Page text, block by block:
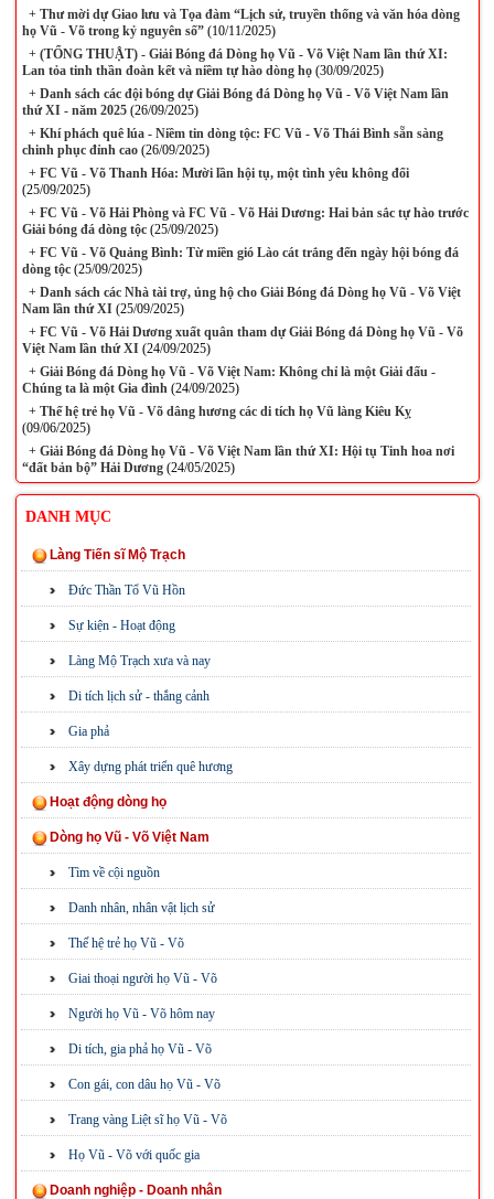
+Thư mời dự Giao lưu và Tọa đàm “Lịch sử, truyền thống và văn hóa dòng
họ Vũ - Võ trong kỷ nguyên số”(10/11/2025)
+(TỔNG THUẬT) - Giải Bóng đá Dòng họ Vũ - Võ Việt Nam lần thứ XI:
Lan tỏa tinh thần đoàn kết và niềm tự hào dòng họ(30/09/2025)
+Danh sách các đội bóng dự Giải Bóng đá Dòng họ Vũ - Võ Việt Nam lần
thứ XI - năm 2025(26/09/2025)
+Khí phách quê lúa - Niềm tin dòng tộc: FC Vũ - Võ Thái Bình sẵn sàng
chinh phục đỉnh cao(26/09/2025)
+FC Vũ - Võ Thanh Hóa: Mười lần hội tụ, một tình yêu không đổi
(25/09/2025)
+FC Vũ - Võ Hải Phòng và FC Vũ - Võ Hải Dương: Hai bản sắc tự hào trước
Giải bóng đá dòng tộc(25/09/2025)
+FC Vũ - Võ Quảng Bình: Từ miền gió Lào cát trắng đến ngày hội bóng đá
dòng tộc(25/09/2025)
+Danh sách các Nhà tài trợ, ủng hộ cho Giải Bóng đá Dòng họ Vũ - Võ Việt
Nam lần thứ XI(25/09/2025)
+FC Vũ - Võ Hải Dương xuất quân tham dự Giải Bóng đá Dòng họ Vũ - Võ
Việt Nam lần thứ XI(24/09/2025)
+Giải Bóng đá Dòng họ Vũ - Võ Việt Nam: Không chỉ là một Giải đấu -
Chúng ta là một Gia đình(24/09/2025)
+Thế hệ trẻ họ Vũ - Võ dâng hương các di tích họ Vũ làng Kiêu Kỵ
(09/06/2025)
+Giải Bóng đá Dòng họ Vũ - Võ Việt Nam lần thứ XI: Hội tụ Tinh hoa nơi
“đất bản bộ” Hải Dương(24/05/2025)
DANH MỤC
Làng Tiến sĩ Mộ Trạch
Đức Thần Tổ Vũ Hồn
Sự kiện - Hoạt động
Làng Mộ Trạch xưa và nay
Di tích lịch sử - thắng cảnh
Gia phả
Xây dựng phát triển quê hương
Hoạt động dòng họ
Dòng họ Vũ - Võ Việt Nam
Tìm về cội nguồn
Danh nhân, nhân vật lịch sử
Thế hệ trẻ họ Vũ - Võ
Giai thoại người họ Vũ - Võ
Người họ Vũ - Võ hôm nay
Di tích, gia phả họ Vũ - Võ
Con gái, con dâu họ Vũ - Võ
Trang vàng Liệt sĩ họ Vũ - Võ
Họ Vũ - Võ với quốc gia
Doanh nghiệp - Doanh nhân